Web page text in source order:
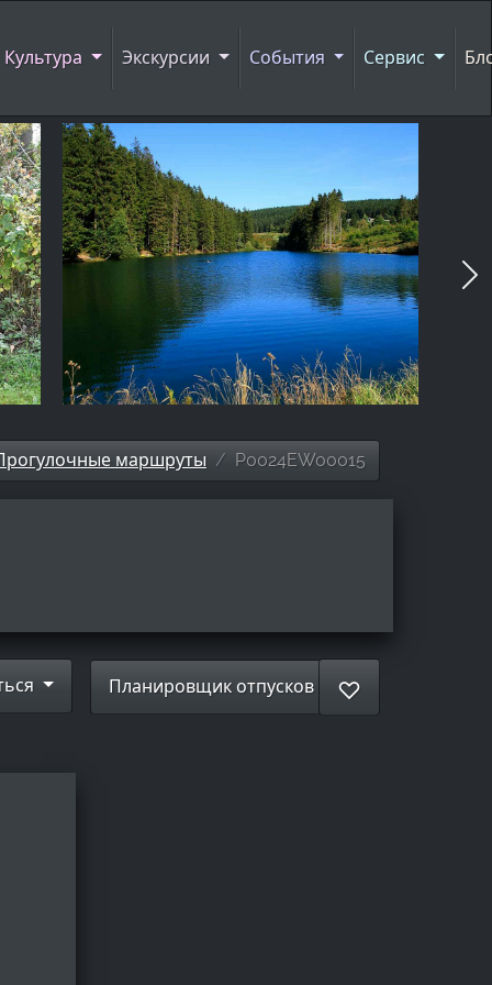
Культура Экскурсии События Сервис
маршруты P0024EW00015
Планировщик отпусков ♡